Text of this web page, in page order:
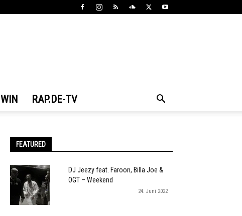
WIN RAP.DE-TV
FEATURED
DJ Jeezy feat. Faroon, Billa Joe &
OGT – Weekend
24. Juni 2022